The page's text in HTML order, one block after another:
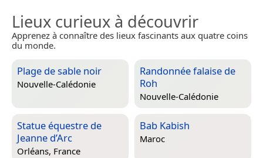
Lieux curieux à découvrir
Apprenez à connaître des lieux fascinants aux quatre coins
du monde.
Plage de sable noir
Nouvelle-Calédonie
Randonnée falaise de
Roh
Nouvelle-Calédonie
Statue équestre de
Jeanne d’Arc
Orléans, France
Bab Kabish
Maroc